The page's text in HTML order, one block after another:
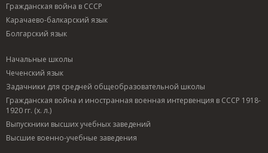
Гражданская война в СССР
Карачаево-балкарский язык
Болгарский язык
Начальные школы
Чеченский язык
Задачники для средней общеобразовательной школы
Гражданская война и иностранная военная интервенция в СССР 1918-
1920 гг. (х. л.)
Выпускники высших учебных заведений
Высшие военно-учебные заведения